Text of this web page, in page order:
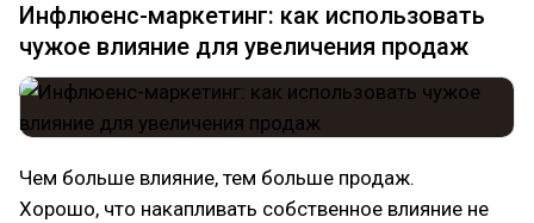
Инфлюенс-маркетинг: как использовать
чужое влияние для увеличения продаж
Чем больше влияние, тем больше продаж.
Хорошо, что накапливать собственное влияние не